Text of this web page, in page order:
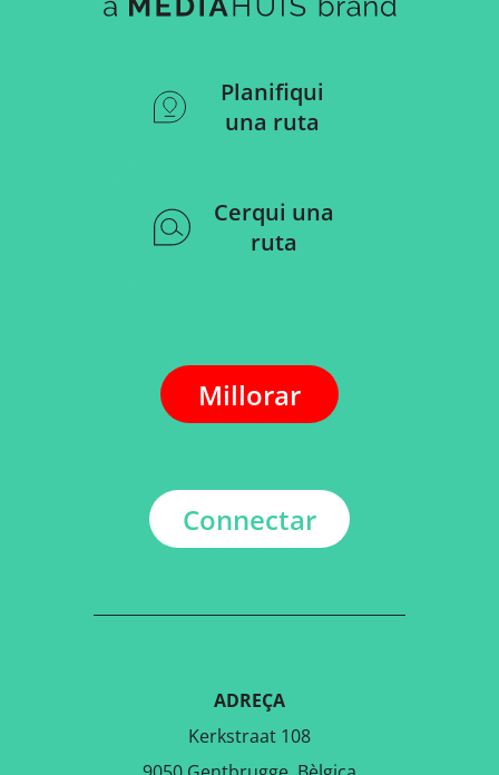
Planifiqui
una ruta
Cerqui una
ruta
Millorar
Connectar
ADREÇA
Kerkstraat 108